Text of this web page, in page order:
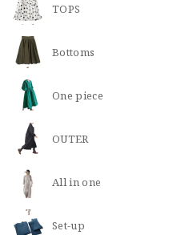
TOPS
Bottoms
One piece
OUTER
All in one
Set-up